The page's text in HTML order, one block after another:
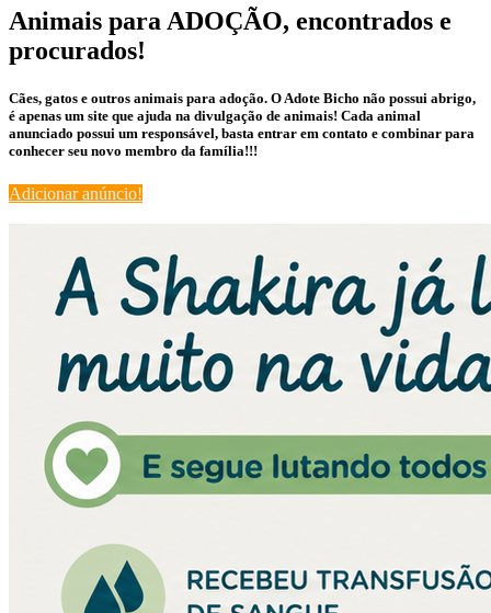
Animais para ADOÇÃO, encontrados e
procurados!
Cães, gatos e outros animais para adoção. O Adote Bicho não possui abrigo,
é apenas um site que ajuda na divulgação de animais! Cada animal
anunciado possui um responsável, basta entrar em contato e combinar para
conhecer seu novo membro da família!!!
Adicionar anúncio!